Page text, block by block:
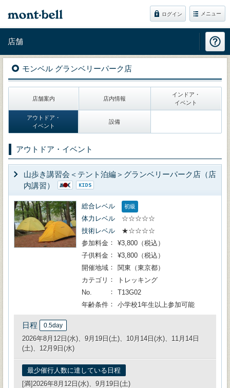
ログイン メニュー
店舗
モンベル グランベリーパーク店
店舗案内 店内情報
インドア・
イベント
アウトドア・
イベント
設備
アウトドア・イベント
山歩き講習会＜テント泊編＞グランベリーパーク店（店
内講習）
総合レベル 初級
体力レベル
☆☆☆☆☆
技術レベル
★☆☆☆☆
参加料金
¥3,800（税込）
子供料金
¥3,800（税込）
開催地域
関東（東京都）
カテゴリ
トレッキング
No.
T13G02
年齢条件
小学校1年生以上参加可能
日程 0.5day
2026年8月12日(水)、9月19日(土)、10月14日(水)、11月14日
(土)、12月9日(水)
最少催行人数に達している日程
[満]2026年8月12日(水)、9月19日(土)